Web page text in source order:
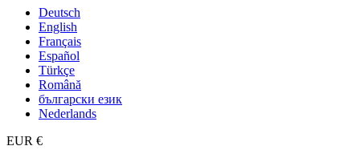
Deutsch
English
Français
Español
Türkçe
Română
български език
Nederlands
EUR €